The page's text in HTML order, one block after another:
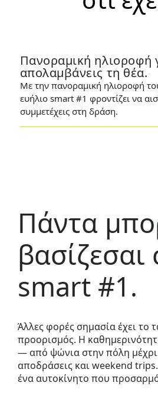
Πανοραμική ηλιοροφή
απολαμβάνεις τη θέα.
Με την πανοραμική ηλιοροφή
ευήλιο smart #1 φροντίζει να
συμμετέχεις στη δράση.
Previous
Πάντα
βασίζεσαι
smart #1.
Άλλες φορές σημασία έχει το
προορισμός. Η
— από ψώνια στην πόλη
αποδράσεις και weekend trips.
ένα αυτοκίνητο που